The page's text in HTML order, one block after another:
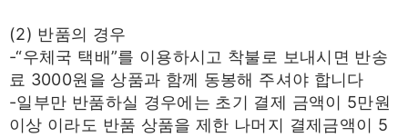
(2) 반품의 경우
-“우체국 택배”를 이용하시고 착불로 보내시면 반송
료 3000원을 상품과 함께 동봉해 주셔야 합니다
-일부만 반품하실 경우에는 초기 결제 금액이 5만원
이상 이라도 반품 상품을 제한 나머지 결제금액이 5